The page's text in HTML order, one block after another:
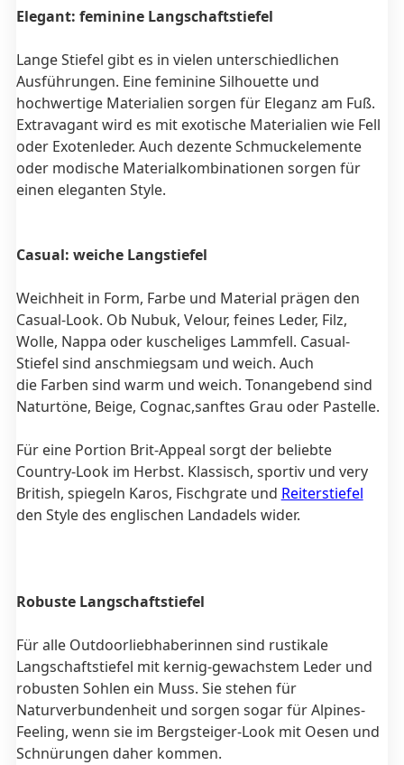
Elegant: feminine Langschaftstiefel
Lange Stiefel gibt es in vielen unterschiedlichen
Ausführungen. Eine feminine Silhouette und
hochwertige Materialien sorgen für Eleganz am Fuß.
Extravagant wird es mit exotische Materialien wie Fell
oder Exotenleder. Auch dezente Schmuckelemente
oder modische Materialkombinationen sorgen für
einen eleganten Style.
Casual: weiche Langstiefel
Weichheit in Form, Farbe und Material prägen den
Casual-Look. Ob Nubuk, Velour, feines Leder, Filz,
Wolle, Nappa oder kuscheliges Lammfell. Casual-
Stiefel sind anschmiegsam und weich. Auch
die Farben sind warm und weich. Tonangebend sind
Naturtöne, Beige, Cognac,sanftes Grau oder Pastelle.
Für eine Portion Brit-Appeal sorgt der beliebte
Country-Look im Herbst. Klassisch, sportiv und very
British, spiegeln Karos, Fischgrate und Reiterstiefel
den Style des englischen Landadels wider.
Robuste Langschaftstiefel
Für alle Outdoorliebhaberinnen sind rustikale
Langschaftstiefel mit kernig-gewachstem Leder und
robusten Sohlen ein Muss. Sie stehen für
Naturverbundenheit und sorgen sogar für Alpines-
Feeling, wenn sie im Bergsteiger-Look mit Oesen und
Schnürungen daher kommen.